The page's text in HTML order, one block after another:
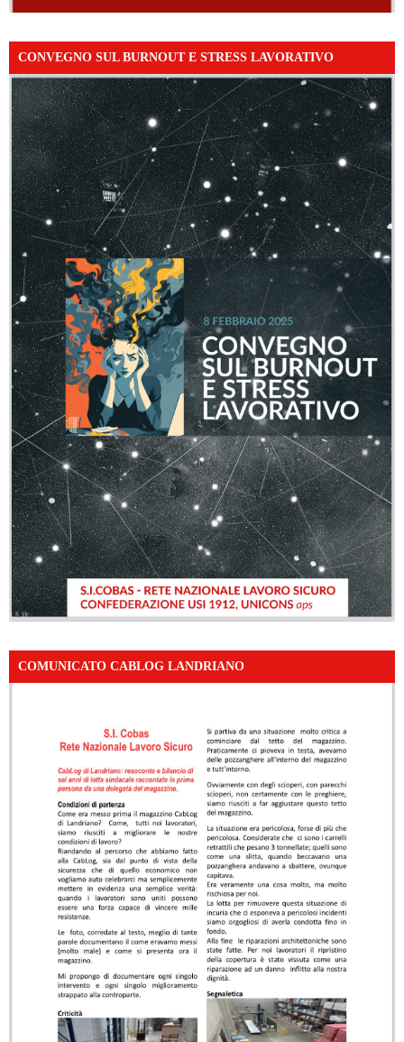
CONVEGNO SUL BURNOUT E STRESS LAVORATIVO
COMUNICATO CABLOG LANDRIANO